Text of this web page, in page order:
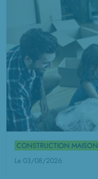
CONSTRUCTION MAISON
Le 03/08/2026